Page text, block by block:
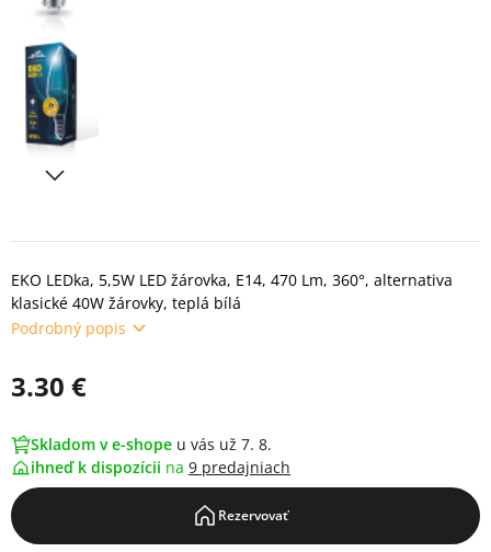
EKO LEDka, 5,5W LED žárovka, E14, 470 Lm, 360°, alternativa
klasické 40W žárovky, teplá bílá
Podrobný popis
3.30 €
Skladom v e-shope u vás už 7. 8.
ihneď k dispozícii na 9 predajniach
Rezervovať